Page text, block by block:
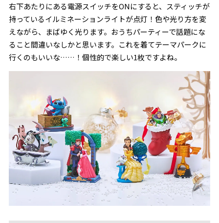
右下あたりにある電源スイッチをONにすると、スティッチが
持っているイルミネーションライトが点灯！色や光り方を変
えながら、まばゆく光ります。おうちパーティーで話題にな
ること間違いなしかと思います。これを着てテーマパークに
行くのもいいな……！個性的で楽しい1枚ですよね。